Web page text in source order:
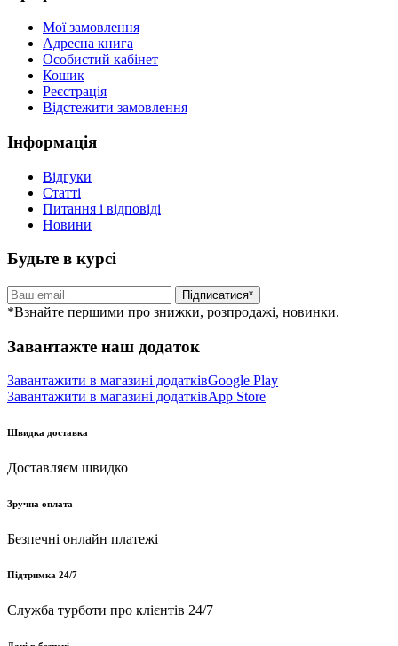
Мої замовлення
Адресна книга
Особистий кабінет
Кошик
Реєстрація
Відстежити замовлення
Інформація
Відгуки
Статті
Питання і відповіді
Новини
Будьте в курсі
Підписатися*
*Взнайте першими про знижки, розпродажі, новинки.
Завантажте наш додаток
Завантажити в магазині додатківGoogle Play
Завантажити в магазині додатківApp Store
Швидка доставка
Доставляєм швидко
Зручна оплата
Безпечні онлайн платежі
Підтримка 24/7
Служба турботи про клієнтів 24/7